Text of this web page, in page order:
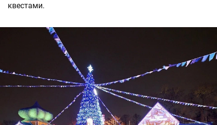
квестами.